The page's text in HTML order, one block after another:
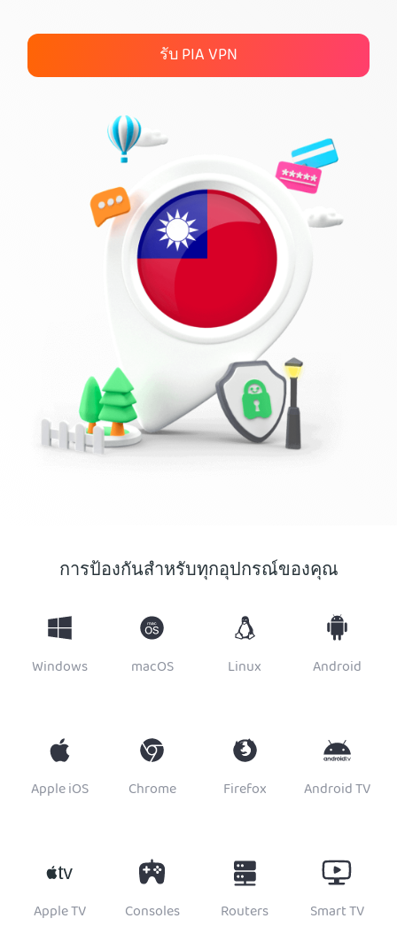
รับ PIA VPN
การป้องกันสำหรับทุกอุปกรณ์ของคุณ
Windows macOS Linux Android
Apple iOS Chrome Firefox Android TV
Apple TV Consoles Routers Smart TV